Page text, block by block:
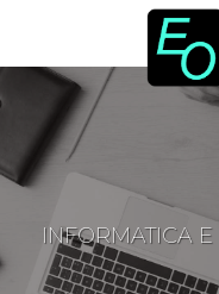
INFORMATICA